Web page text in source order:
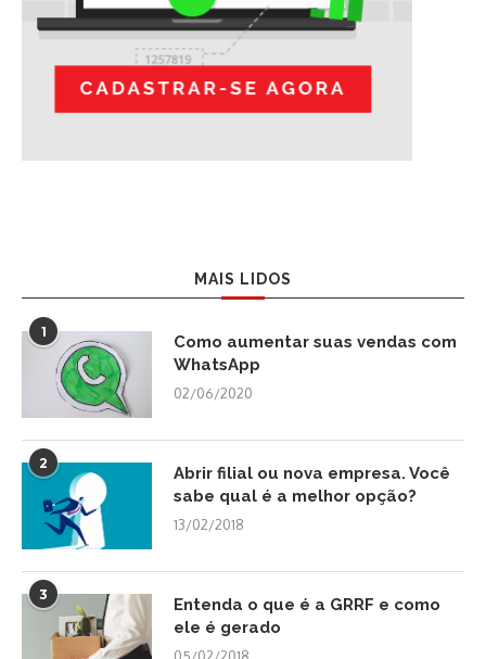
MAIS LIDOS
1
Como aumentar suas vendas com
WhatsApp
02/06/2020
2
Abrir filial ou nova empresa. Você
sabe qual é a melhor opção?
13/02/2018
3
Entenda o que é a GRRF e como
ele é gerado
05/02/2018